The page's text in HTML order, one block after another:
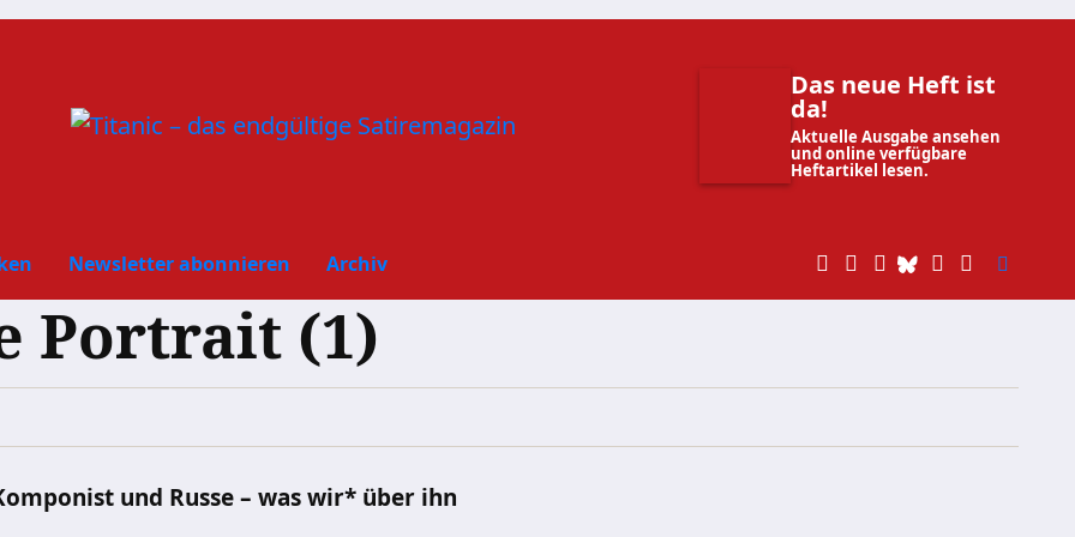
Das neue Heft ist
da!
Aktuelle Ausgabe ansehen
und online verfügbare
Heftartikel lesen.
Newsletter abonnieren Archiv
Portrait (1)
und Russe – was wir* über ihn